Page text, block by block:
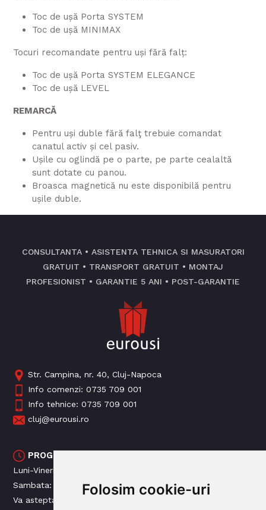
Folosim cookie-uri
Toc de ușă Porta SYSTEM
Toc de ușă MINIMAX
Tocuri recomandate pentru uși fără falț:
Toc de ușă Porta SYSTEM ELEGANCE
Toc de ușă LEVEL
REMARCĂ
Pentru uși duble fără falţ trebuie comandat
canatul activ și cel pasiv.
Ușile cu oglindă pe o parte, pe parte cealaltă
sunt dotate cu panou.
Broasca magnetică nu este disponibilă pentru
ușile duble.
CONSULTANTA • ASISTENTA TEHNICA SI MASURATORI
GRATUIT • TRANSPORT GRATUIT • MONTAJ
PROFESIONIST • GARANTIE 5 ANI • POST-GARANTIE
Str. Campina, nr. 40, Cluj-Napoca
Info comenzi:0735 709 001
Info tehnice:0735 709 001
cluj@eurousi.ro
PROGRAM MAGAZIN
Luni-Vineri: 09:00 - 18:00
Sambata: 09: 00 - 14:00
Va asteptam!